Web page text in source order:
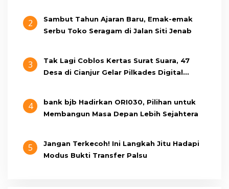
2
Sambut Tahun Ajaran Baru, Emak-emak
Serbu Toko Seragam di Jalan Siti Jenab
3
Tak Lagi Coblos Kertas Surat Suara, 47
Desa di Cianjur Gelar Pilkades Digital
4
bank bjb Hadirkan ORI030, Pilihan untuk
Membangun Masa Depan Lebih Sejahtera
5
Jangan Terkecoh! Ini Langkah Jitu Hadapi
Modus Bukti Transfer Palsu